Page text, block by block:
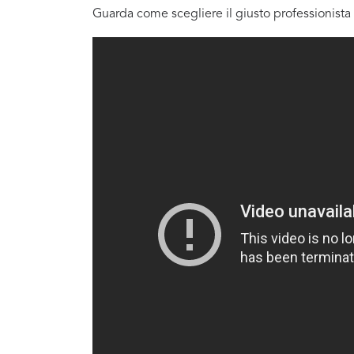
Guarda come scegliere il giusto professionista